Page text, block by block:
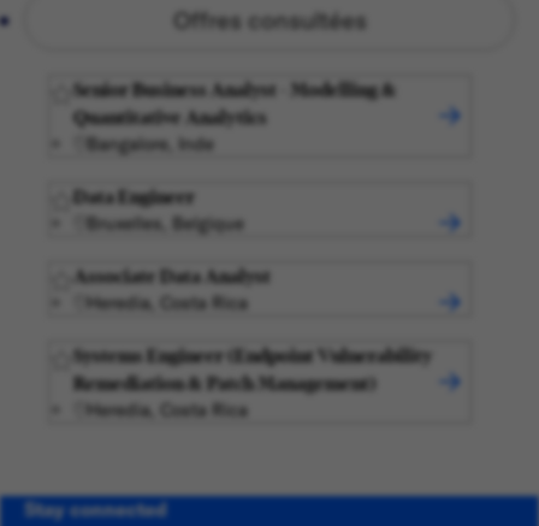
Offres consultées
Senior Business Analyst - Modelling &
Quantitative Analytics
Bangalore, Inde
Data Engineer
Bruxelles, Belgique
Associate Data Analyst
Heredia, Costa Rica
Systems Engineer (Endpoint Vulnerability
Remediation & Patch Management)
Heredia, Costa Rica
Stay connected